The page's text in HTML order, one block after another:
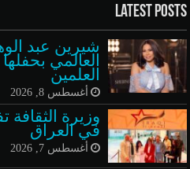
Latest Posts
شيرين عبد
العالمي
العلمين
أغسطس 8, 2026
في العراق
أغسطس 7, 2026